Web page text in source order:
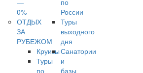
—
0%
ОТДЫХ
ЗА
РУБЕЖОМ
Круизы
Туры
по
по
России
Туры
выходного
дня
Санатории
и
базы